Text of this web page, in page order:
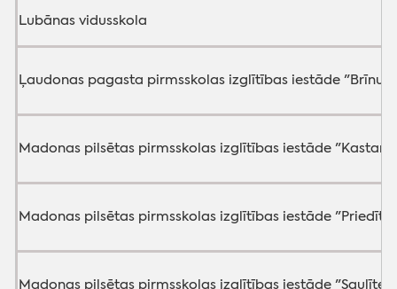
Lubānas vidusskola
Ļaudonas pagasta pirmsskolas izglītības iestāde
Madonas pilsētas pirmsskolas izglītības iestāde
Madonas pilsētas pirmsskolas izglītības iestāde
Madonas pilsētas pirmsskolas izglītības iestāde "Saulīte"